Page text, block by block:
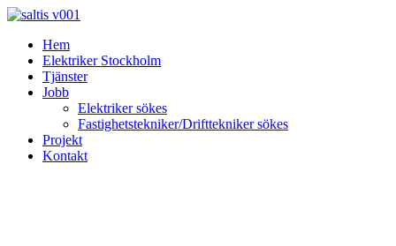
Skip
contentHem
Elektriker Stockholm
Tjänster
Jobb
Elektriker sökes
Fastighetstekniker/Drifttekniker sökes
Projekt
Kontakt